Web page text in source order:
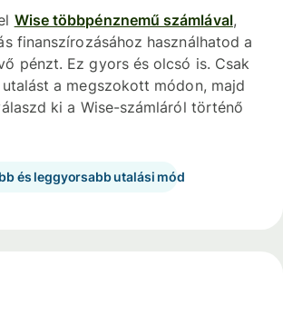
Wise többpénznemű számlával,
finanszírozásához használhatod a
pénzt. Ez gyors és olcsó is. Csak
a megszokott módon, majd
ki a Wise-számláról történő
és leggyorsabb utalási mód